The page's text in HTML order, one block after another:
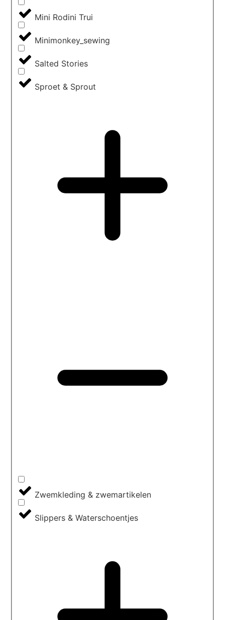
Mini Rodini Trui
Minimonkey_sewing
Salted Stories
Sproet & Sprout
Zwemkleding & zwemartikelen
Slippers & Waterschoentjes